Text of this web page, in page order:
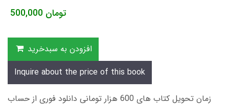
500,000 تومان
افزودن به سبدخرید
Inquire about the price of this book
زمان تحویل کتاب های 600 هزار تومانی دانلود فوری از حساب